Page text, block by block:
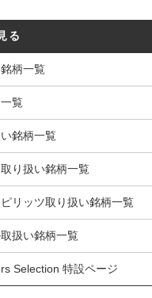
る
柄一覧
覧
銘柄一覧
り扱い銘柄一覧
リッツ取り扱い銘柄一覧
扱い銘柄一覧
Selection 特設ページ